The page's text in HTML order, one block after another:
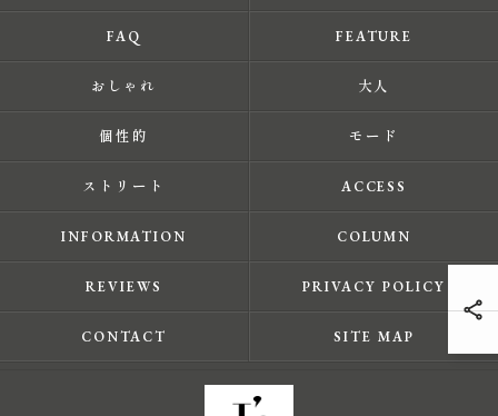
FAQ FEATURE
おしゃれ 大人
個性的 モード
ストリート ACCESS
INFORMATION COLUMN
REVIEWS PRIVACY POLICY
CONTACT SITE MAP